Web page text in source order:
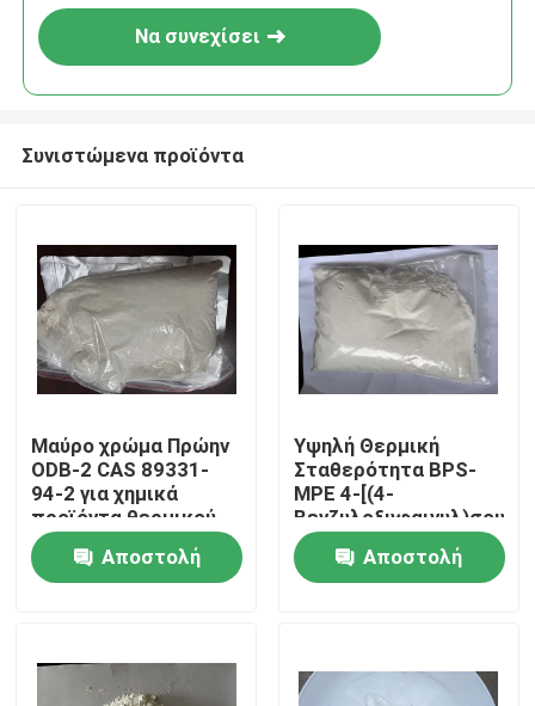
Σπίτι
Βίντεο
επεξεργασία με δικανδιαμίδη
των εποξικών ρητίδων
Να συνεχίσει
Συνιστώμενα προϊόντα
Μαύρο χρώμα Πρώην
ODB-2 CAS 89331-
94-2 για χημικά
προϊόντα θερμικού
χαρτιού και υλικά
καταγραφήςΑποστολή
Υψηλή Θερμική
Σταθερότητα BPS-
MPE 4-[(4-
Χρωμογόνος
Εμφανίζει
εξαιρετική αντοχή
θερμικά χαρτιά και
Αποστολή